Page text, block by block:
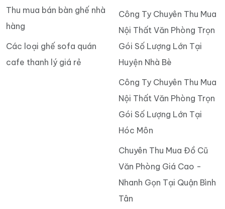
Thu mua bán bàn ghế nhà
hàng
Các loại ghế sofa quán
cafe thanh lý giá rẻ
Công Ty Chuyên Thu Mua
Nội Thất Văn Phòng Trọn
Gói Số Lượng Lớn Tại
Huyện Nhà Bè
Công Ty Chuyên Thu Mua
Nội Thất Văn Phòng Trọn
Gói Số Lượng Lớn Tại
Hóc Môn
Chuyên Thu Mua Đồ Cũ
Văn Phòng Giá Cao -
Nhanh Gọn Tại Quận Bình
Tân